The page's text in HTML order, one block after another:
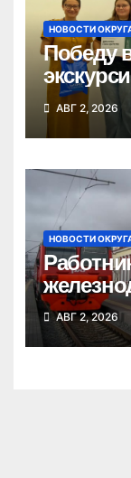
НОВОСТИ
Победу
Татарска
АВГ 2, 2026
НОВОСТИ
АВГ 2, 2026